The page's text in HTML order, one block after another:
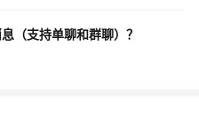
（支持单聊和群聊）？